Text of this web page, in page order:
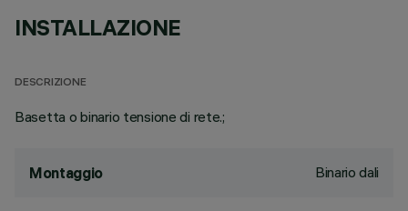
INSTALLAZIONE
DESCRIZIONE
Basetta o binario tensione di rete.;
Montaggio Binario dali